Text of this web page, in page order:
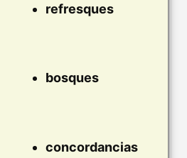
refresques
bosques
concordancias